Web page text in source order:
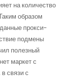
на количество
образом
прокси-
подмены
полезный
маркет с
связи с